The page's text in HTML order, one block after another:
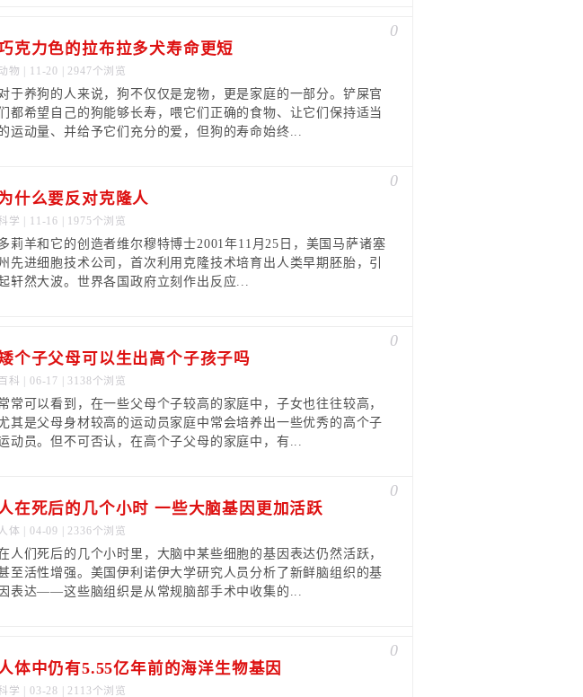
0
克力色的拉布拉多犬寿命更短
物 | 11-20 | 2947个浏览
于养狗的人来说，狗不仅仅是宠物，更是家庭的一部分。铲屎官
都希望自己的狗能够长寿，喂它们正确的食物、让它们保持适当
运动量、并给予它们充分的爱，但狗的寿命始终...
0
什么要反对克隆人
学 | 11-16 | 1975个浏览
莉羊和它的创造者维尔穆特博士2001年11月25日，美国马萨诸塞
先进细胞技术公司，首次利用克隆技术培育出人类早期胚胎，引
轩然大波。世界各国政府立刻作出反应...
0
个子父母可以生出高个子孩子吗
科 | 06-17 | 3138个浏览
常可以看到，在一些父母个子较高的家庭中，子女也往往较高，
其是父母身材较高的运动员家庭中常会培养出一些优秀的高个子
动员。但不可否认，在高个子父母的家庭中，有...
0
在死后的几个小时 一些大脑基因更加活跃
体 | 04-09 | 2336个浏览
人们死后的几个小时里，大脑中某些细胞的基因表达仍然活跃，
至活性增强。美国伊利诺伊大学研究人员分析了新鲜脑组织的基
因表达——这些脑组织是从常规脑部手术中收集的...
0
体中仍有5.55亿年前的海洋生物基因
学 | 03-28 | 2113个浏览